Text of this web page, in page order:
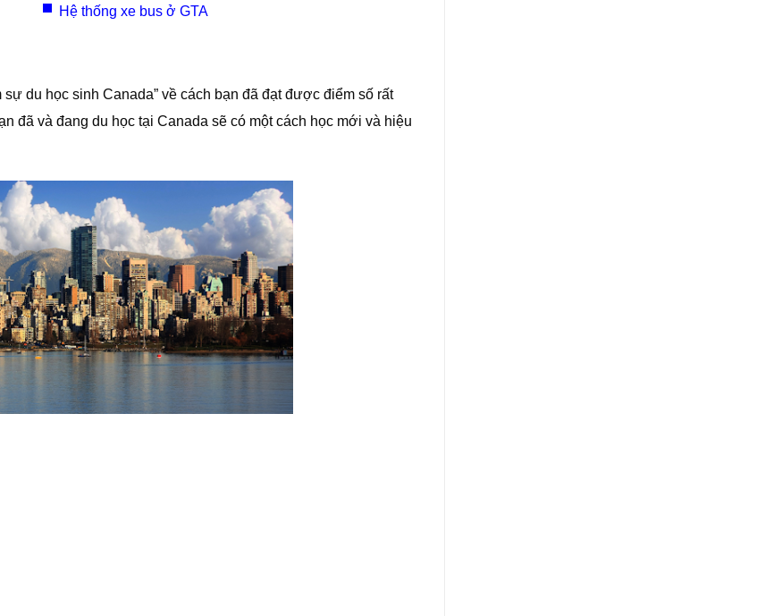
Hệ thống xe bus ở GTA
du học sinh Canada” về cách bạn đã đạt được điểm số rất
đã và đang du học tại Canada sẽ có một cách học mới và hiệu